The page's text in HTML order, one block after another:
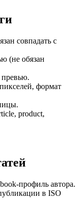
совпадать с
(не обязан
формат
product,
профиль автора.
в ISO